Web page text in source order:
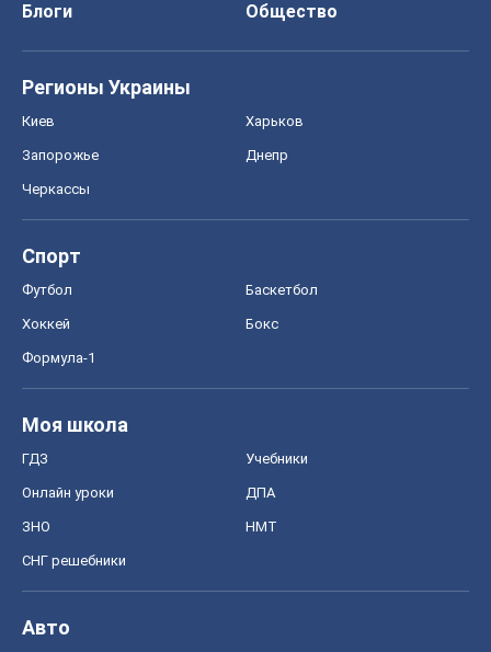
Блоги
Общество
Регионы Украины
Киев Харьков
Запорожье Днепр
Черкассы
Спорт
Футбол Баскетбол
Хоккей Бокс
Формула-1
Моя школа
ГДЗ Учебники
Онлайн уроки ДПА
ЗНО НМТ
СНГ решебники
Авто